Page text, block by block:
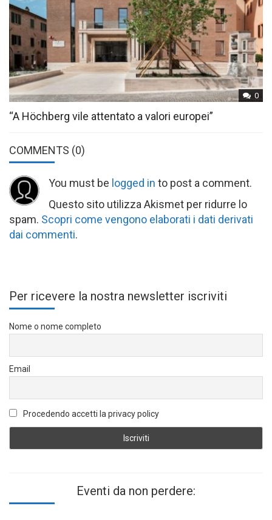
0
“A Höchberg vile attentato a valori europei”
COMMENTS (0)
You must be logged in to post a comment.
Questo sito utilizza Akismet per ridurre lo
spam. Scopri come vengono elaborati i dati derivati
dai commenti.
Per ricevere la nostra newsletter iscriviti
Nome o nome completo
Email
Procedendo accetti la privacy policy
Eventi da non perdere: